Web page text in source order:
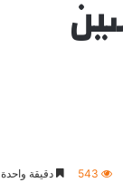
543 دقيقة واحدة